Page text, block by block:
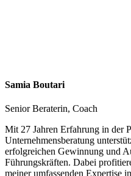
Samia Boutari
Senior Beraterin, Coach
Mit 27 Jahren Erfahrung in der
Unternehmensberatung
erfolgreichen Gewinnung und
Führungskräften. Dabei
meiner umfassenden Expertise